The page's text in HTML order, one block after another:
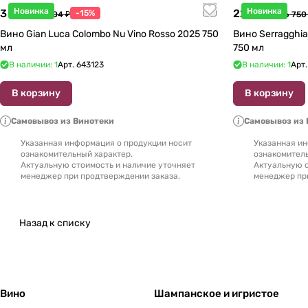
Новинка
3 998 ₽4 704 ₽ -15%
Вино Gian Luca Colombo Nu Vino Rosso 2025 750
мл
В наличии: 1Арт. 643123
В корзину
Самовывоз из Винотеки
Указанная информация о продукции носит
ознакомительный характер.
Актуальную стоимость и наличие уточняет
менеджер при продтверждении заказа.
Новинка
22 738 ₽26 750
Вино
750 мл
В наличии: 1Арт.
В корзину
Самовывоз из
Указанная
Актуальную
менеджер
Назад к списку
Вино Шампанское и игристое